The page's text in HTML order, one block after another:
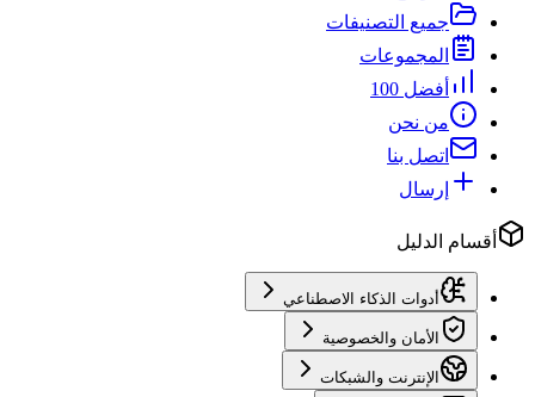
جميع التصنيفات
المجموعات
أفضل 100
من نحن
اتصل بنا
إرسال
أقسام الدليل
أدوات الذكاء الاصطناعي
الأمان والخصوصية
الإنترنت والشبكات